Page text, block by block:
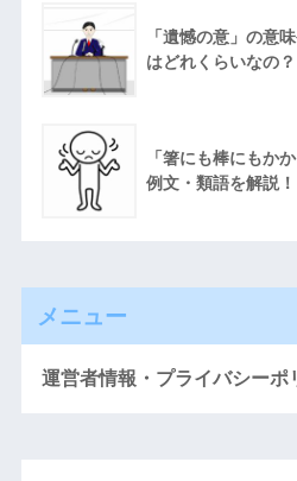
「遺憾の意」の意
はどれくらいなの？
「箸にも棒にもか
例文・類語を解説！
メニュー
運営者情報・プライバシーポ